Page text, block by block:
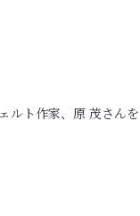
ルト作家、原 茂さん